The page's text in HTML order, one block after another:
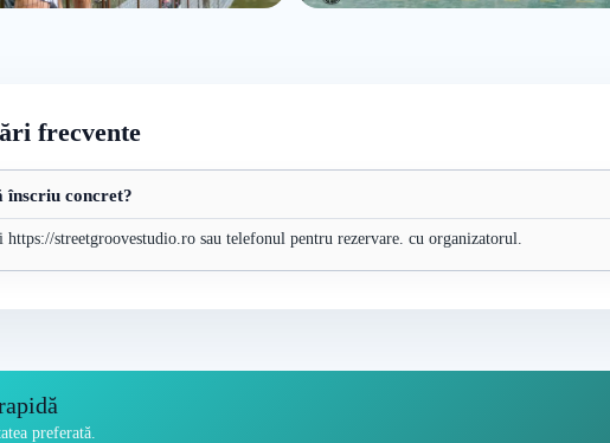
frecvente
înscriu concret?
streetgroovestudio.ro sau telefonul pentru rezervare. cu organizatorul.
preferată.